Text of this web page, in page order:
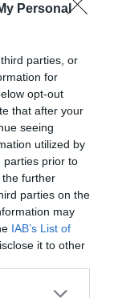
Personal
parties, or
for
opt-out
that after your
seeing
utilized by
parties prior to
further
parties on the
may
IAB’s List of
it to other